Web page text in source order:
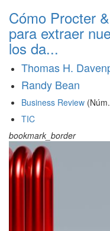
Cómo Procter
para extraer
los da...
Thomas H.
Randy Bean
Business Review
TIC
bookmark_border